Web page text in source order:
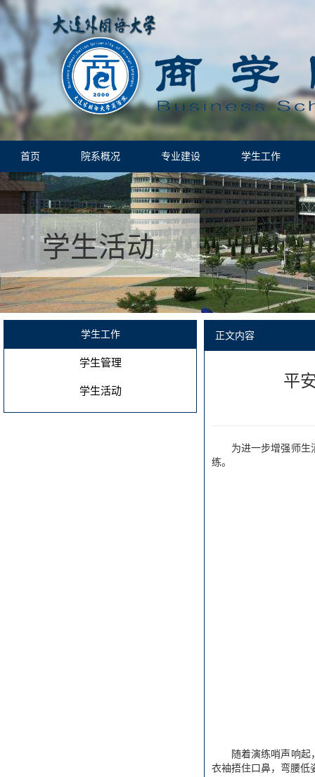
首页 院系概况 专业建设 学生工作
学生活动
学生工作
学生管理
学生活动
正文内容
平
为进一步增强师生
练。
随着演练哨声响
衣袖捂住口鼻，弯腰低